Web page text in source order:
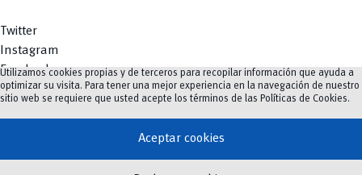
Twitter
Instagram
Facebook
Youtube
vertical_align_top
Utilizamos cookies propias y de terceros para recopilar información que ayuda a
optimizar su visita. Para tener una mejor experiencia en la navegación de nuestro
sitio web se requiere que usted acepte los términos de las Políticas de Cookies.
Aceptar cookies